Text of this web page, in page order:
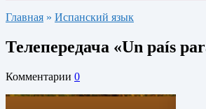
Главная » Испанский язык
Телепередача «Un país
Комментарии 0